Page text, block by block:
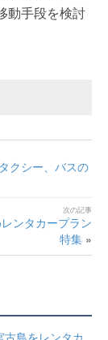
動手段を検討
クシー、バスの
ンタカープラン
特集 »
古島をレンタカ